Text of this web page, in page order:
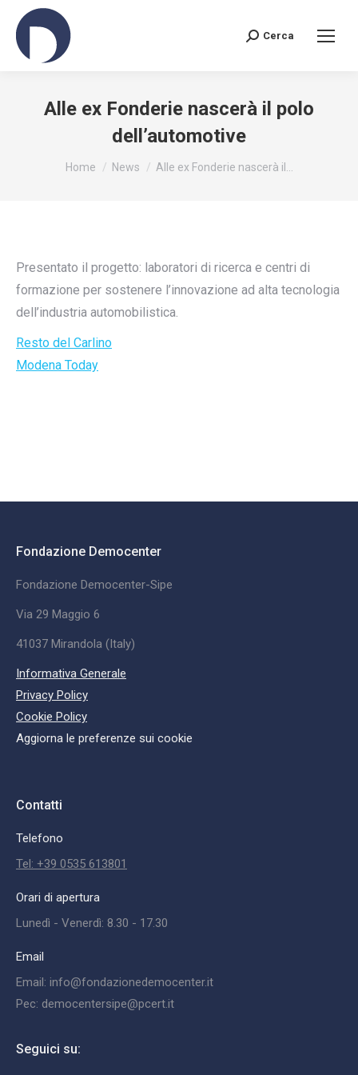
Search:
Cerca
Alle ex Fonderie nascerà il polo
dell’automotive
You are here:
Home News Alle ex Fonderie nascerà il…
Presentato il progetto: laboratori di ricerca e centri di
formazione per sostenere l’innovazione ad alta tecnologia
dell’industria automobilistica.
Resto del Carlino
Modena Today
Fondazione Democenter
Fondazione Democenter-Sipe
Via 29 Maggio 6
41037 Mirandola (Italy)
Informativa Generale
Privacy Policy
Cookie Policy
Aggiorna le preferenze sui cookie
Contatti
Telefono
Tel: +39 0535 613801
Orari di apertura
Lunedì - Venerdì: 8.30 - 17.30
Email
Email: info@fondazionedemocenter.it
Pec: democentersipe@pcert.it
Seguici su: